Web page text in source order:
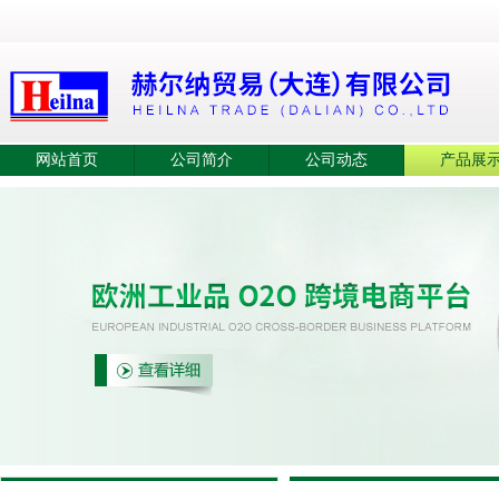
网站首页 公司简介 公司动态 产品展